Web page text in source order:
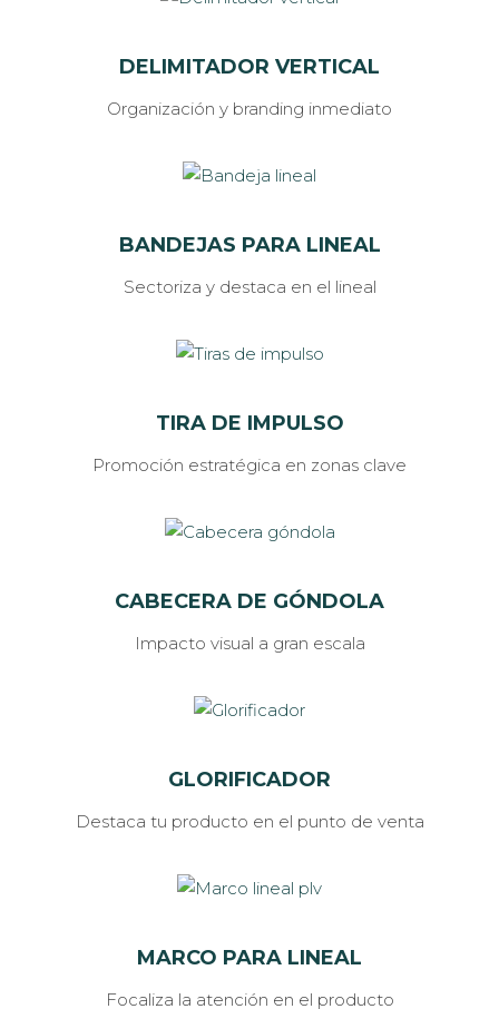
DELIMITADOR VERTICAL
Organización y branding inmediato
BANDEJAS PARA LINEAL
Sectoriza y destaca en el lineal
TIRA DE IMPULSO
Promoción estratégica en zonas clave
CABECERA DE GÓNDOLA
Impacto visual a gran escala
GLORIFICADOR
Destaca tu producto en el punto de venta
MARCO PARA LINEAL
Focaliza la atención en el producto